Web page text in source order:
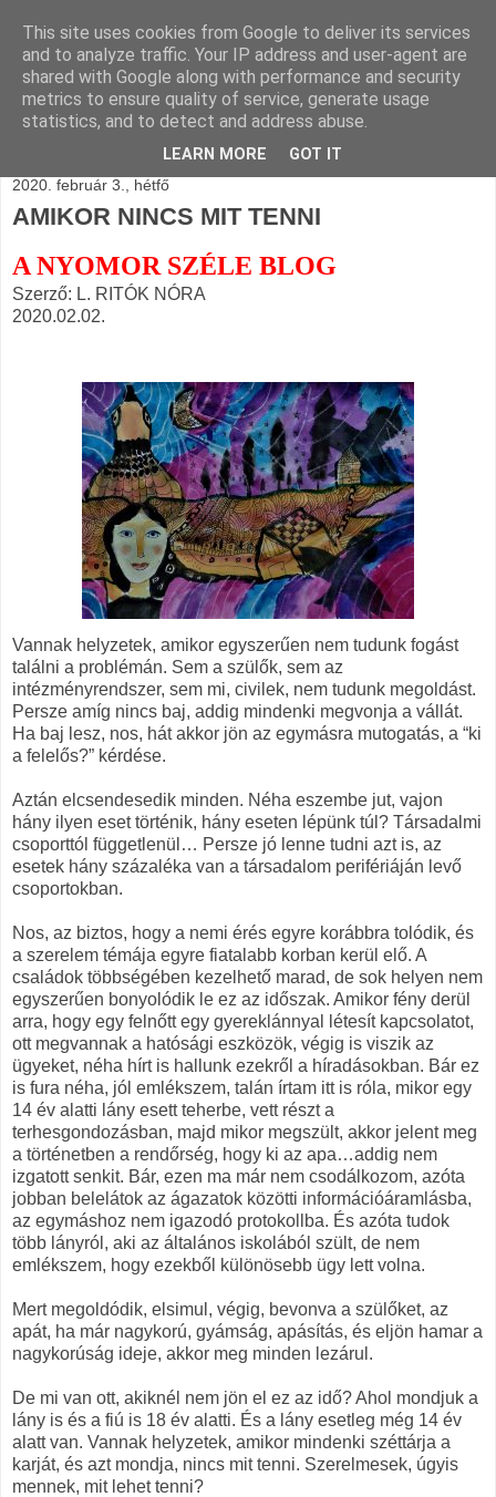
BLOGÁSZAT, napi
blogjava
2020. február 3., hétfő
AMIKOR NINCS MIT TENNI
A NYOMOR SZÉLE BLOG
Szerző: L. RITÓK NÓRA
2020.02.02.
Vannak helyzetek, amikor egyszerűen nem tudunk fogást
találni a problémán. Sem a szülők, sem az
intézményrendszer, sem mi, civilek, nem tudunk megoldást.
Persze amíg nincs baj, addig mindenki megvonja a vállát.
Ha baj lesz, nos, hát akkor jön az egymásra mutogatás, a “ki
a felelős?” kérdése.
Aztán elcsendesedik minden. Néha eszembe jut, vajon
hány ilyen eset történik, hány eseten lépünk túl? Társadalmi
csoporttól függetlenül… Persze jó lenne tudni azt is, az
esetek hány százaléka van a társadalom perifériáján levő
csoportokban.
Nos, az biztos, hogy a nemi érés egyre korábbra tolódik, és
a szerelem témája egyre fiatalabb korban kerül elő. A
családok többségében kezelhető marad, de sok helyen nem
egyszerűen bonyolódik le ez az időszak. Amikor fény derül
arra, hogy egy felnőtt egy gyereklánnyal létesít kapcsolatot,
ott megvannak a hatósági eszközök, végig is viszik az
ügyeket, néha hírt is hallunk ezekről a híradásokban. Bár ez
is fura néha, jól emlékszem, talán írtam itt is róla, mikor egy
14 év alatti lány esett teherbe, vett részt a
terhesgondozásban, majd mikor megszült, akkor jelent meg
a történetben a rendőrség, hogy ki az apa…addig nem
izgatott senkit. Bár, ezen ma már nem csodálkozom, azóta
jobban belelátok az ágazatok közötti információáramlásba,
az egymáshoz nem igazodó protokollba. És azóta tudok
több lányról, aki az általános iskolából szült, de nem
emlékszem, hogy ezekből különösebb ügy lett volna.
Mert megoldódik, elsimul, végig, bevonva a szülőket, az
apát, ha már nagykorú, gyámság, apásítás, és eljön hamar a
nagykorúság ideje, akkor meg minden lezárul.
De mi van ott, akiknél nem jön el ez az idő? Ahol mondjuk a
lány is és a fiú is 18 év alatti. És a lány esetleg még 14 év
alatt van. Vannak helyzetek, amikor mindenki széttárja a
karját, és azt mondja, nincs mit tenni. Szerelmesek, úgyis
mennek, mit lehet tenni?
This site uses cookies from Google to deliver its services
and to analyze traffic. Your IP address and user-agent are
shared with Google along with performance and security
metrics to ensure quality of service, generate usage
statistics, and to detect and address abuse.
LEARN MORE GOT IT